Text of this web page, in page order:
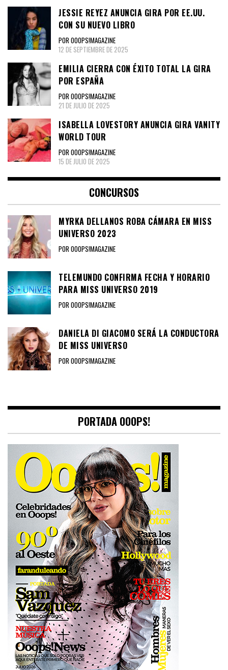
JESSIE REYEZ ANUNCIA GIRA POR EE.UU.
CON SU NUEVO LIBRO
POR OOOPS!MAGAZINE
12 DE SEPTIEMBRE DE 2025
EMILIA CIERRA CON ÉXITO TOTAL LA GIRA
POR ESPAÑA
POR OOOPS!MAGAZINE
21 DE JULIO DE 2025
ISABELLA LOVESTORY ANUNCIA GIRA VANITY
WORLD TOUR
POR OOOPS!MAGAZINE
15 DE JULIO DE 2025
CONCURSOS
MYRKA DELLANOS ROBA CÁMARA EN MISS
UNIVERSO 2023
POR OOOPS!MAGAZINE
TELEMUNDO CONFIRMA FECHA Y HORARIO
PARA MISS UNIVERSO 2019
POR OOOPS!MAGAZINE
DANIELA DI GIACOMO SERÁ LA CONDUCTORA
DE MISS UNIVERSO
POR OOOPS!MAGAZINE
PORTADA OOOPS!